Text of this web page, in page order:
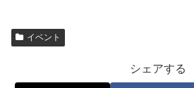
イベント
シェアする